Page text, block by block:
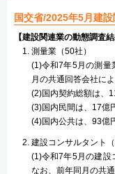
国交省/2025年5月建
【建設関連業の動態調査
測量業（50社）
(1)令和7年5月の測量
月の共通回答会社に
(2)国内契約総額は、
(3)国内民間は、17億
(4)国内公共は、93億
建設コンサルタント（
(1)令和7年5月の建設
なお、前年同月の共